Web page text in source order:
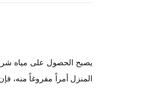
يصبح الحصول على مياه شرب
المنزل أمراً مفروغاً منه،